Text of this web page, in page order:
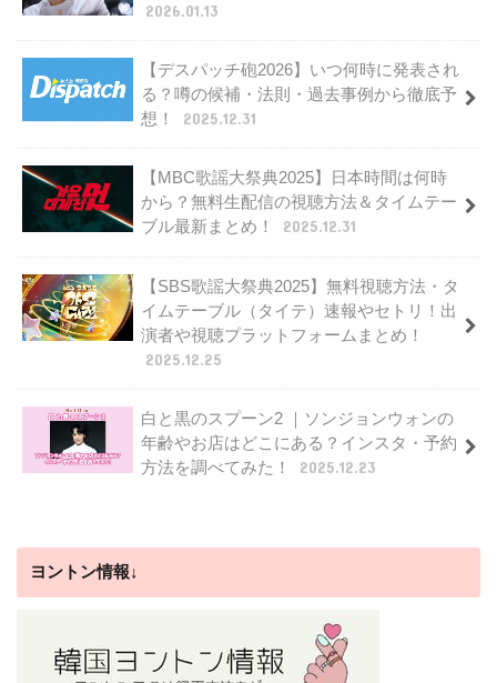
2026.01.13
【デスパッチ砲2026】いつ何時に発表され
る？噂の候補・法則・過去事例から徹底予
想！
2025.12.31
【MBC歌謡大祭典2025】日本時間は何時
から？無料生配信の視聴方法＆タイムテー
ブル最新まとめ！
2025.12.31
【SBS歌謡大祭典2025】無料視聴方法・タ
イムテーブル（タイテ）速報やセトリ！出
演者や視聴プラットフォームまとめ！
2025.12.25
白と黒のスプーン2 ｜ソンジョンウォンの
年齢やお店はどこにある？インスタ・予約
方法を調べてみた！
2025.12.23
ヨントン情報↓